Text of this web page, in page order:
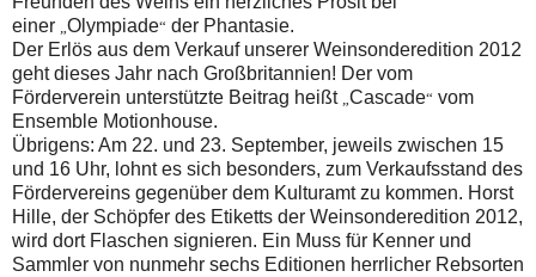
einer „Olympiade“ der Phantasie.
Der Erlös aus dem Verkauf unserer Weinsonderedition 2012
geht dieses Jahr nach Großbritannien! Der vom
Förderverein unterstützte Beitrag heißt „Cascade“ vom
Ensemble Motionhouse.
Übrigens: Am 22. und 23. September, jeweils zwischen 15
und 16 Uhr, lohnt es sich besonders, zum Verkaufsstand des
Fördervereins gegenüber dem Kulturamt zu kommen. Horst
Hille, der Schöpfer des Etiketts der Weinsonderedition 2012,
wird dort Flaschen signieren. Ein Muss für Kenner und
Sammler von nunmehr sechs Editionen herrlicher Rebsorten